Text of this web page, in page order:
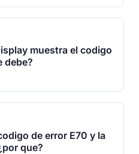
muestra el codigo
debe?
de error E70 y la
que?